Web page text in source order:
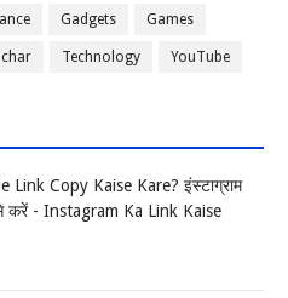
Gadgets Games
Technology YouTube
Copy Kaise Kare? इंस्टाग्राम
करें - Instagram Ka Link Kaise